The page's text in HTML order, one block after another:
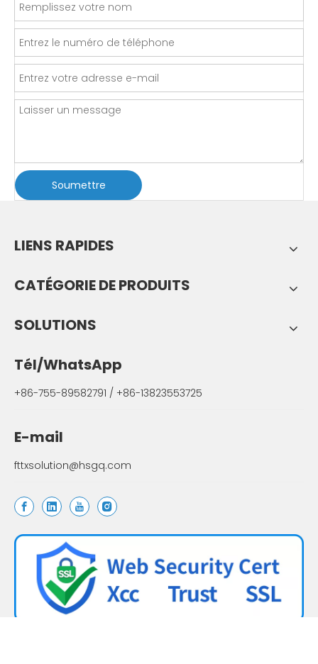
Soumettre
LIENS RAPIDES
CATÉGORIE DE PRODUITS
SOLUTIONS
Tél/WhatsApp
+86-755-89582791 / +86-13823553725
E-mail
fttxsolution@hsgq.com